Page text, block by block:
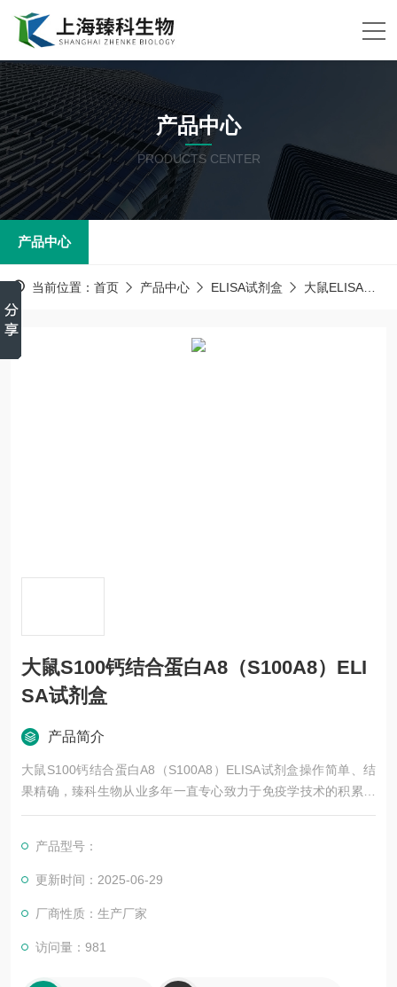
产品中心
PRODUCTS CENTER
产品中心
当前位置： 首页 产品中心 ELISA试剂盒 大鼠ELISA试剂盒
大鼠S100钙结合蛋白A8（S100A8）ELI
SA试剂盒
产品简介
大鼠S100钙结合蛋白A8（S100A8）ELISA试剂盒操作简单、结
果精确，臻科生物从业多年一直专心致力于免疫学技术的积累与
发展，以其优质的产品质量与专业的技术服务，赢得业内广大人
好的合作关系，共同努力合作共赢。
产品型号：
更新时间：2025-06-29
厂商性质：生产厂家
访问量：981